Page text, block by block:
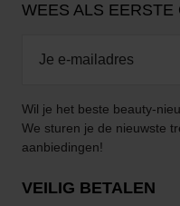
WEES ALS EERSTE
Wil je het beste beauty-
We sturen je de nieuwste
aanbiedingen!
VEILIG BETALEN